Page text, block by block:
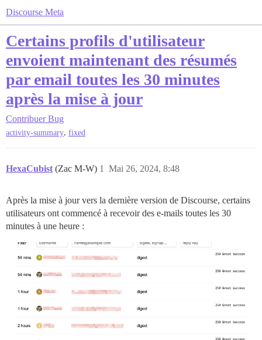
Discourse Meta
Certains profils d'utilisateur
envoient maintenant des résumés
par email toutes les 30 minutes
après la mise à jour
Contribuer Bug
activity-summary, fixed
HexaCubist (Zac M-W) Mai 26, 2024, 8:48
1
Après la mise à jour vers la dernière version de Discourse, certains
utilisateurs ont commencé à recevoir des e-mails toutes les 30
minutes à une heure :